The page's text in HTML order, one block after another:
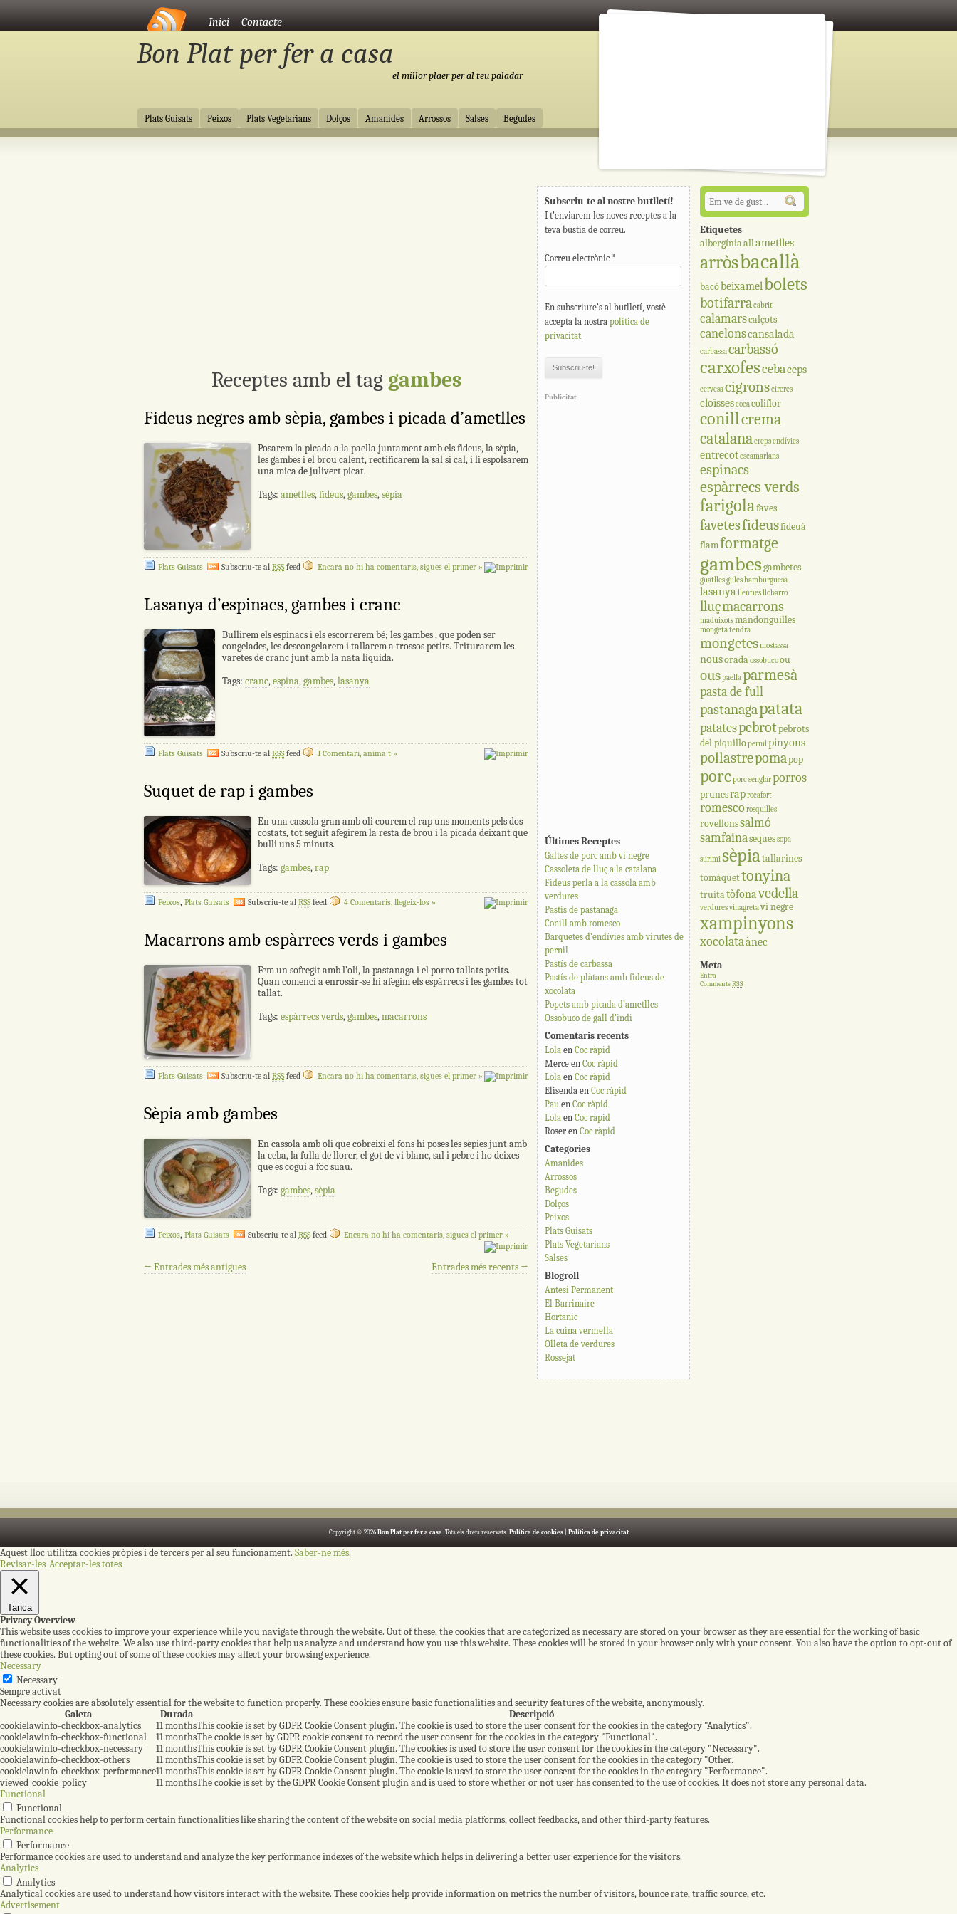
Vés al contingutInici Contacte
Bon Plat per fer a casa
el millor plaer per al teu paladar
Vés al contingut
Plats Guisats Peixos Plats Vegetarians Dolços Amanides Arrossos Salses Begudes
Receptes amb el tag gambes
Fideus negres amb sèpia, gambes i picada d’ametlles
Posarem la picada a la paella juntament amb els fideus, la sèpia,
les gambes i el brou calent, rectificarem la sal si cal, i li espolsarem
una mica de julivert picat.
Tags: ametlles,fideus,gambes,sèpia
Plats Guisats Subscriu-te al RSSfeed Encara no hi ha comentaris, sigues el primer »
Lasanya d’espinacs, gambes i cranc
Bullirem els espinacs i els escorrerem bé; les gambes , que poden ser
congelades, les descongelarem i tallarem a trossos petits. Triturarem les
varetes de cranc junt amb la nata líquida.
Tags: cranc,espina,gambes,lasanya
Plats Guisats Subscriu-te al RSSfeed 1 Comentari, anima't »
Suquet de rap i gambes
En una cassola gran amb oli courem el rap uns moments pels dos
costats, tot seguit afegirem la resta de brou i la picada deixant que
bulli uns 5 minuts.
Tags: gambes,rap
Peixos, Plats Guisats Subscriu-te al RSSfeed 4 Comentaris, llegeix-los »
Macarrons amb espàrrecs verds i gambes
Fem un sofregit amb l’oli, la pastanaga i el porro tallats petits.
Quan comenci a enrossir-se hi afegim els espàrrecs i les gambes tot
tallat.
Tags: espàrrecs verds,gambes,macarrons
Plats Guisats Subscriu-te al RSSfeed Encara no hi ha comentaris, sigues el primer »
Sèpia amb gambes
En cassola amb oli que cobreixi el fons hi poses les sèpies junt amb
la ceba, la fulla de llorer, el got de vi blanc, sal i pebre i ho deixes
que es cogui a foc suau.
Tags: gambes,sèpia
Peixos, Plats Guisats Subscriu-te al RSSfeed Encara no hi ha comentaris, sigues el primer »
Navegació per les entrades
← Entrades més antigues Entrades més recents →
Subscriu-te al nostre butlletí!
I t'enviarem les noves receptes a la
teva bústia de correu.
Correu electrònic *
En subscriure's al butlletí, vostè
accepta la nostra política de
privacitat.
Publicitat
Últimes Receptes
Galtes de porc amb vi negre
Cassoleta de lluç a la catalana
Fideus perla a la cassola amb
verdures
Pastís de pastanaga
Conill amb romesco
Barquetes d’endívies amb virutes de
pernil
Pastís de carbassa
Pastís de plàtans amb fideus de
xocolata
Popets amb picada d’ametlles
Ossobuco de gall d’indi
Comentaris recents
Lola en Coc ràpid
Merce en Coc ràpid
Lola en Coc ràpid
Elisenda en Coc ràpid
Pau en Coc ràpid
Lola en Coc ràpid
Roser en Coc ràpid
Categories
Amanides
Arrossos
Begudes
Dolços
Peixos
Plats Guisats
Plats Vegetarians
Salses
Blogroll
Antesi Permanent
El Barrinaire
Hortanic
La cuina vermella
Olleta de verdures
Rossejat
Etiquetes
albergíniaallametlles
arròsbacallà
bacóbeixamelbolets
botifarracabrit
calamarscalçots
canelonscansalada
carbassacarbassó
carxofescebaceps
cervesacigronscireres
cloïssescocacoliflor
conillcrema
catalanacrepsendívies
entrecotescamarlans
espinacs
espàrrecs verds
farigolafaves
favetesfideusfideuà
flamformatge
gambes gambetes
guatllesguleshamburguesa
lasanya llentiesllobarro
lluçmacarrons
maduixotsmandonguilles
mongeta tendra
mongetesmostassa
nousoradaossobucoou
ouspaellaparmesà
pasta de full
pastanagapatata
patatespebrot pebrots
del piquillopernilpinyons
pollastrepomapop
porcporc senglarporros
prunesraprocafort
romesco rosquilles
rovellonssalmó
samfainasequessopa
surimi sèpiatallarines
tomàquettonyina
truitatòfonavedella
verduresvinagretavi negre
xampinyons
xocolataànec
Meta
Entra
CommentsRSS
Copyright © 2026 Bon Plat per fer a casa. Tots els drets reservats. Política de cookies| Política de privacitat
Aquest lloc utilitza cookies pròpies i de tercers per al seu funcionament. Saber-ne més.
Revisar-les Acceptar-les totes
Tanca
Privacy Overview
This website uses cookies to improve your experience while you navigate through the website. Out of these, the cookies that are categorized as necessary are stored on your browser as they are essential for the working of basic
functionalities of the website. We also use third-party cookies that help us analyze and understand how you use this website. These cookies will be stored in your browser only with your consent. You also have the option to opt-out of
these cookies. But opting out of some of these cookies may affect your browsing experience.
Necessary
Necessary
Sempre activat
Necessary cookies are absolutely essential for the website to function properly. These cookies ensure basic functionalities and security features of the website, anonymously.
Galeta
Durada
Descripció
cookielawinfo-checkbox-analytics
11 monthsThis cookie is set by GDPR Cookie Consent plugin. The cookie is used to store the user consent for the cookies in the category "Analytics".
cookielawinfo-checkbox-functional
11 monthsThe cookie is set by GDPR cookie consent to record the user consent for the cookies in the category "Functional".
cookielawinfo-checkbox-necessary
11 monthsThis cookie is set by GDPR Cookie Consent plugin. The cookies is used to store the user consent for the cookies in the category "Necessary".
cookielawinfo-checkbox-others
11 monthsThis cookie is set by GDPR Cookie Consent plugin. The cookie is used to store the user consent for the cookies in the category "Other.
cookielawinfo-checkbox-performance11 monthsThis cookie is set by GDPR Cookie Consent plugin. The cookie is used to store the user consent for the cookies in the category "Performance".
viewed_cookie_policy
11 monthsThe cookie is set by the GDPR Cookie Consent plugin and is used to store whether or not user has consented to the use of cookies. It does not store any personal data.
Functional
Functional
Functional cookies help to perform certain functionalities like sharing the content of the website on social media platforms, collect feedbacks, and other third-party features.
Performance
Performance
Performance cookies are used to understand and analyze the key performance indexes of the website which helps in delivering a better user experience for the visitors.
Analytics
Analytics
Analytical cookies are used to understand how visitors interact with the website. These cookies help provide information on metrics the number of visitors, bounce rate, traffic source, etc.
Advertisement